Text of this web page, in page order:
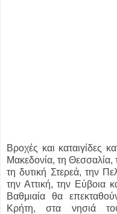
Βροχές και καταιγίδες
Μακεδονία, τη Θεσσαλία,
τη δυτική Στερεά, την
την Αττική, την Εύβοια
Βαθμιαία θα
Κρήτη, στα νησιά